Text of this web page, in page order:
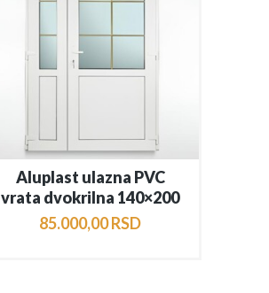
Aluplast ulazna PVC
vrata dvokrilna 140×200
85.000,00RSD